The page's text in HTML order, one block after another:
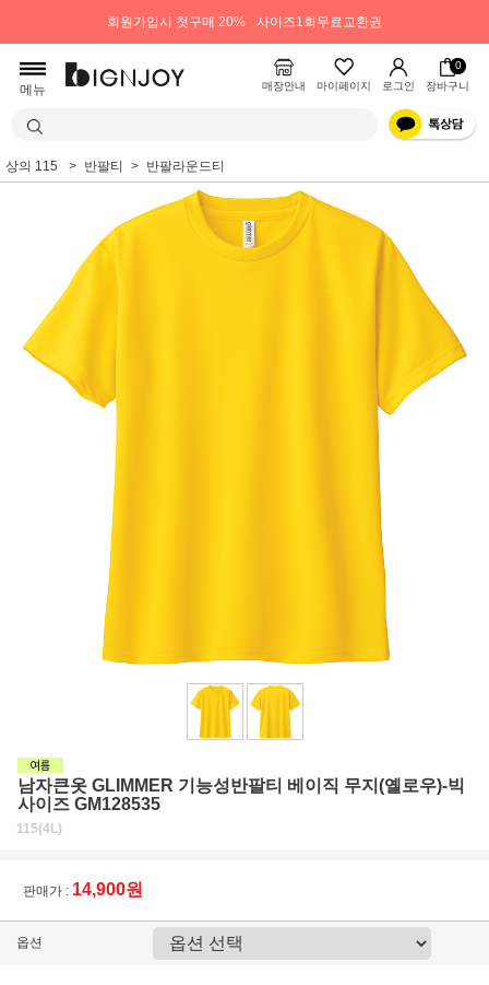
회원가입시 첫구매 20% 사이즈1회무료교환권
메뉴 매장안내 마이페이지 로그인
0
장바구니
상의 115 반팔티 반팔라운드티
남자큰옷 GLIMMER 기능성반팔티 베이직 무지(옐로우)-빅
사이즈 GM128535
115(4L)
판매가 : 14,900원
옵션